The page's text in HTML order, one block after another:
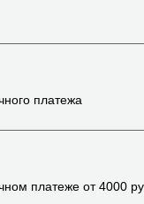
платежа
платеже от4000